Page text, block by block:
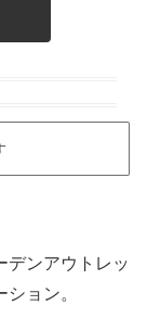
デンアウトレッ
ョン。